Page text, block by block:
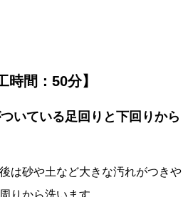
時間：50分】
いている足回りと下回りから
は砂や土など大きな汚れがつきや